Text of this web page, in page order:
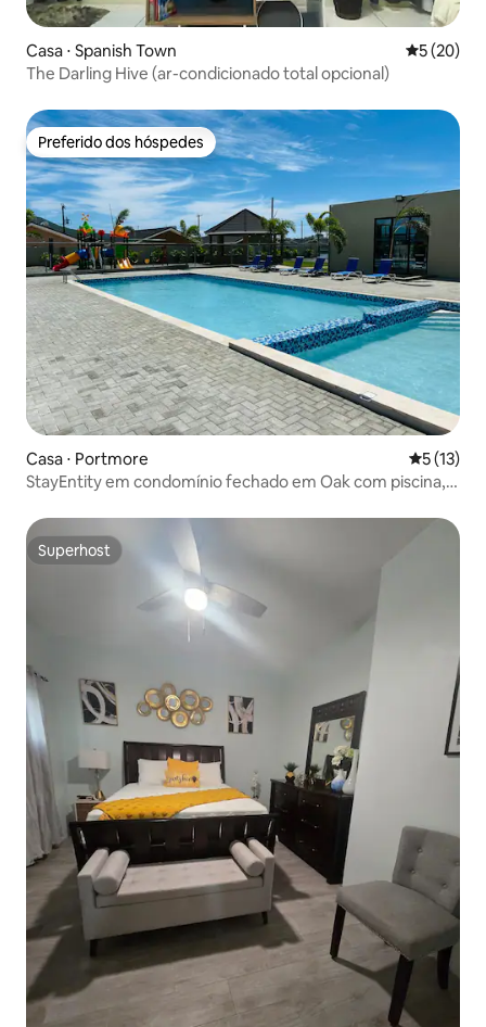
Casa ⋅ Spanish Town 5 de uma
5 (20)
The Darling Hive (ar-condicionado total opcional)
Preferido dos hóspedes
Preferido dos hóspedes
Casa ⋅ Portmore 5 de uma
5 (13)
StayEntity em condomínio fechado em Oak com piscina,
Superhost
Superhost